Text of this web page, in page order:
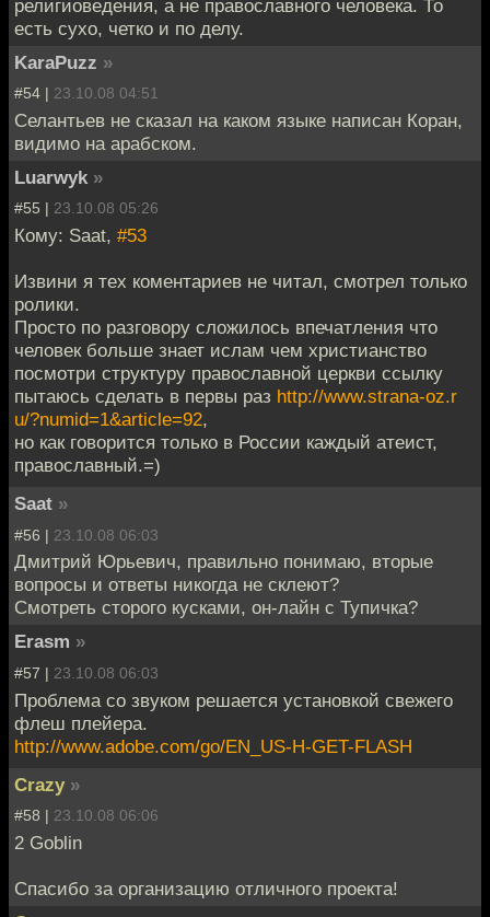
религиоведения, а не православного человека. То
есть сухо, четко и по делу.
KaraPuzz »
#54 | 23.10.08 04:51
Селантьев не сказал на каком языке написан Коран,
видимо на арабском.
Luarwyk »
#55 | 23.10.08 05:26
Кому: Saat, #53
Извини я тех коментариев не читал, смотрел только
ролики.
Просто по разговору сложилось впечатления что
человек больше знает ислам чем христианство
посмотри структуру православной церкви ссылку
пытаюсь сделать в первы раз http://www.strana-oz.r
u/?numid=1&article=92,
но как говорится только в России каждый атеист,
православный.=)
Saat »
#56 | 23.10.08 06:03
Дмитрий Юрьевич, правильно понимаю, вторые
вопросы и ответы никогда не склеют?
Смотреть сторого кусками, он-лайн с Тупичка?
Erasm »
#57 | 23.10.08 06:03
Проблема со звуком решается установкой свежего
флеш плейера.
http://www.adobe.com/go/EN_US-H-GET-FLASH
Crazy »
#58 | 23.10.08 06:06
2 Goblin
Спасибо за организацию отличного проекта!